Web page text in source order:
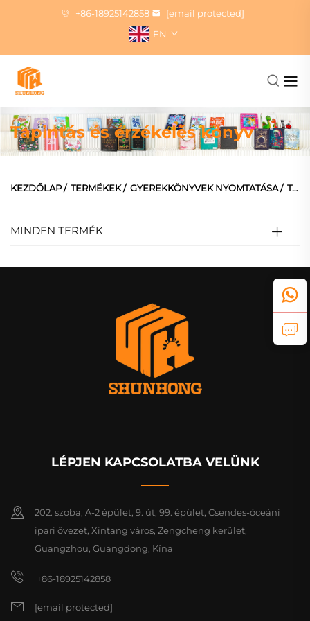
+86-18925142858
[email protected]
EN
Tapintás és érzékelés könyv
KEZDŐLAP/ TERMÉKEK/ GYEREKKÖNYVEK NYOMTATÁSA/ TAPINTÓS KÖNYV
MINDEN TERMÉK
LÉPJEN KAPCSOLATBA VELÜNK
202. szoba, A-2 épület, 9. út, 99. épület, Csendes-óceáni
ipari övezet, Xintang város, Zengcheng kerület,
Guangzhou, Guangdong, Kína
+86-18925142858
[email protected]